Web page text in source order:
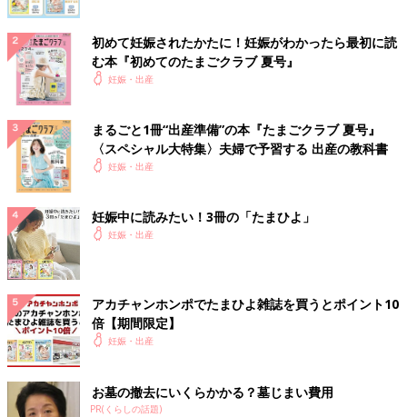
初めて妊娠されたかたに！妊娠がわかったら最初に読
む本『初めてのたまごクラブ 夏号』
妊娠・出産
まるごと1冊“出産準備”の本『たまごクラブ 夏号』
〈スペシャル大特集〉夫婦で予習する 出産の教科書
妊娠・出産
妊娠中に読みたい！3冊の「たまひよ」
妊娠・出産
アカチャンホンポでたまひよ雑誌を買うとポイント10
倍【期間限定】
妊娠・出産
お墓の撤去にいくらかかる？墓じまい費用
PR(くらしの話題)